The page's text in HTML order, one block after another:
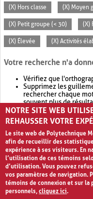
(X) Hors classe (X) Moyen
(X) Petit groupe (< 30) (X)
(X) Élevée (X) Activités
Votre recherche n'a
Vérifiez que
Supprimez les
rechercher chaque
souvent plus de
Envisagez d'élargir
retournera souvent
NOTRE SITE WEB
REHAUSSER VOTRE
Le site web de Polytechnique
afin de recueillir des
expérience à ses visiteurs. En
l’utilisation de ces témoins
d’utilisation. Vous pouvez
vos paramètres de navigation.
témoins de connexion et sur
personnels,cliquez ici.